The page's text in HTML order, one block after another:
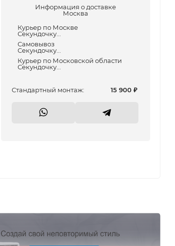
Информация о доставке
Москва
Курьер по Москве
Секундочку...
Самовывоз
Секундочку...
Курьер по Московской области
Секундочку...
Cтандартный монтаж: 15 900 ₽